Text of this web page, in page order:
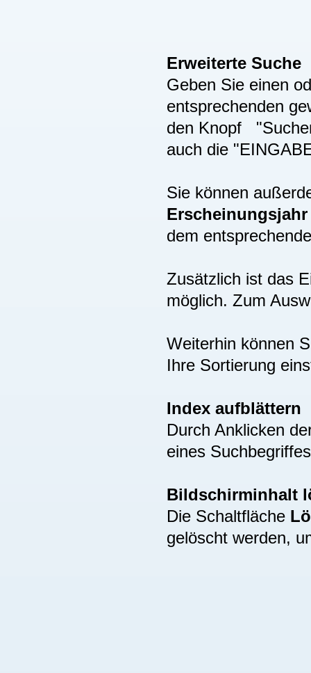
Erweiterte Suche
Geben Sie einen
entsprechenden
den Knopf
auch die
Sie können
dem
Zusätzlich ist das
möglich. Zum
Weiterhin können
Ihre Sortierung
Index aufblättern
Durch Anklicken
eines
Bildschirminhalt
Die Schaltfläche
gelöscht werden,